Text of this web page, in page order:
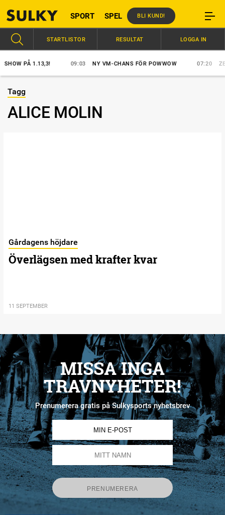
SPORT SPEL BLI KUND!
PÅ 1.13,3! 09:03 NY VM-CHANS FÖR POWWOW 07:20
STARTLISTOR RESULTAT LOGGA IN
Tagg
ALICE MOLIN
Gårdagens höjdare
Överlägsen med krafter kvar
11 SEPTEMBER
MISSA INGA
TRAVNYHETER!
Prenumerera gratis på Sulkysports nyhetsbrev